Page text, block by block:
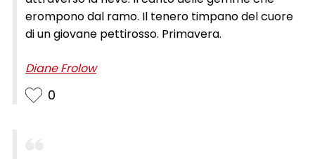
erompono dal ramo. Il tenero timpano del cuore
di un giovane pettirosso. Primavera.
Diane Frolow
0